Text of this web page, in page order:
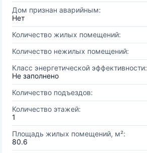
Дом признан аварийным:
Нет
Количество жилых помещений:
Количество нежилых помещений:
Класс энергетической эффективности:
Не заполнено
Количество подъездов:
Количество этажей:
1
Площадь жилых помещений, м²:
80.6